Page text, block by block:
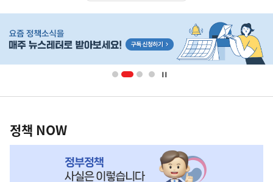
단
배
영
책
NOW,
정책 NOW